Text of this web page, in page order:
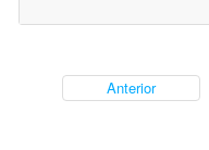
Anterior